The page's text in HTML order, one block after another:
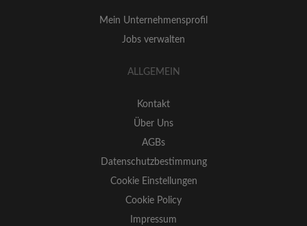
Mein Unternehmensprofil
Jobs verwalten
ALLGEMEIN
Kontakt
Über Uns
AGBs
Datenschutzbestimmung
Cookie Einstellungen
Cookie Policy
Impressum